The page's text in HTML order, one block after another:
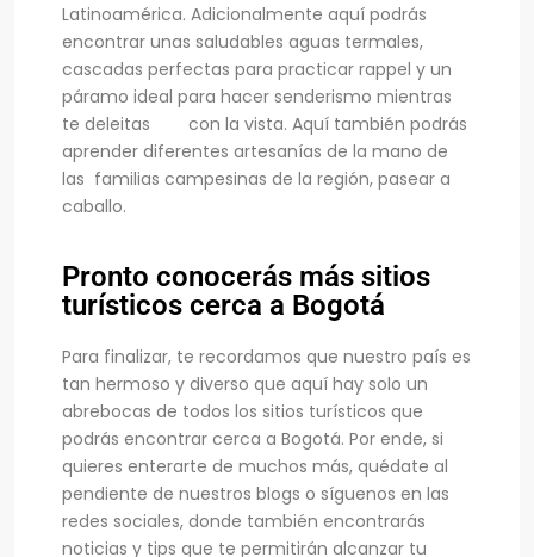
Latinoamérica. Adicionalmente aquí podrás
encontrar unas saludables aguas termales,
cascadas perfectas para practicar rappel y un
páramo ideal para hacer senderismo mientras
te deleitas con la vista. Aquí también podrás
aprender diferentes artesanías de la mano de
las familias campesinas de la región, pasear a
caballo.
Pronto conocerás más sitios
turísticos cerca a Bogotá
Para finalizar, te recordamos que nuestro país es
tan hermoso y diverso que aquí hay solo un
abrebocas de todos los sitios turísticos que
podrás encontrar cerca a Bogotá. Por ende, si
quieres enterarte de muchos más, quédate al
pendiente de nuestros blogs o síguenos en las
redes sociales, donde también encontrarás
noticias y tips que te permitirán alcanzar tu